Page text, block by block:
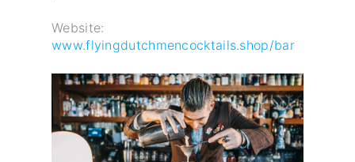
Website:
www.flyingdutchmencocktails.shop/bar